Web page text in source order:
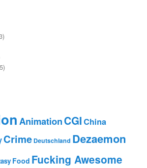
AnimationCGIChina
Crime Deutschland Dezaemon
Food Fucking Awesome